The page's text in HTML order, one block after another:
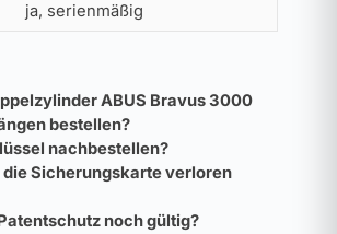
ja, serienmäßig
ABUS Bravus 3000
bestellen?
nachbestellen?
die Sicherungskarte verloren
noch gültig?